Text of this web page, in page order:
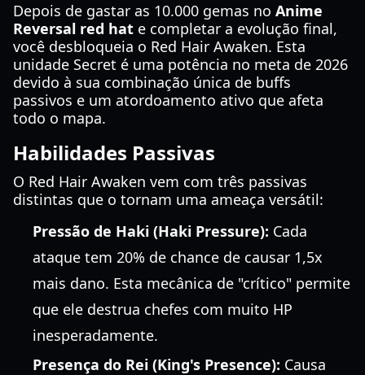
Depois de gastar as 10.000 gemas no Anime
Reversal red hat e completar a evolução final,
você desbloqueia o Red Hair Awaken. Esta
unidade Secret é uma potência no meta de 2026
devido à sua combinação única de buffs
passivos e um atordoamento ativo que afeta
todo o mapa.
Habilidades Passivas
O Red Hair Awaken vem com três passivas
distintas que o tornam uma ameaça versátil:
Pressão de Haki (Haki Pressure): Cada
ataque tem 20% de chance de causar 1,5x
mais dano. Esta mecânica de "crítico" permite
que ele destrua chefes com muito HP
inesperadamente.
Presença do Rei (King's Presence): Causa